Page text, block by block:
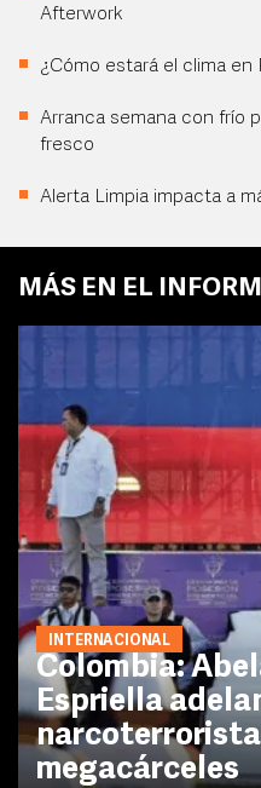
Afterwork
¿Cómo estará el clima
Arranca semana con frío
fresco
Alerta Limpia impacta a
MÁS EN EL
INTERNACIONAL
Colombia:
Espriella
megacárceles